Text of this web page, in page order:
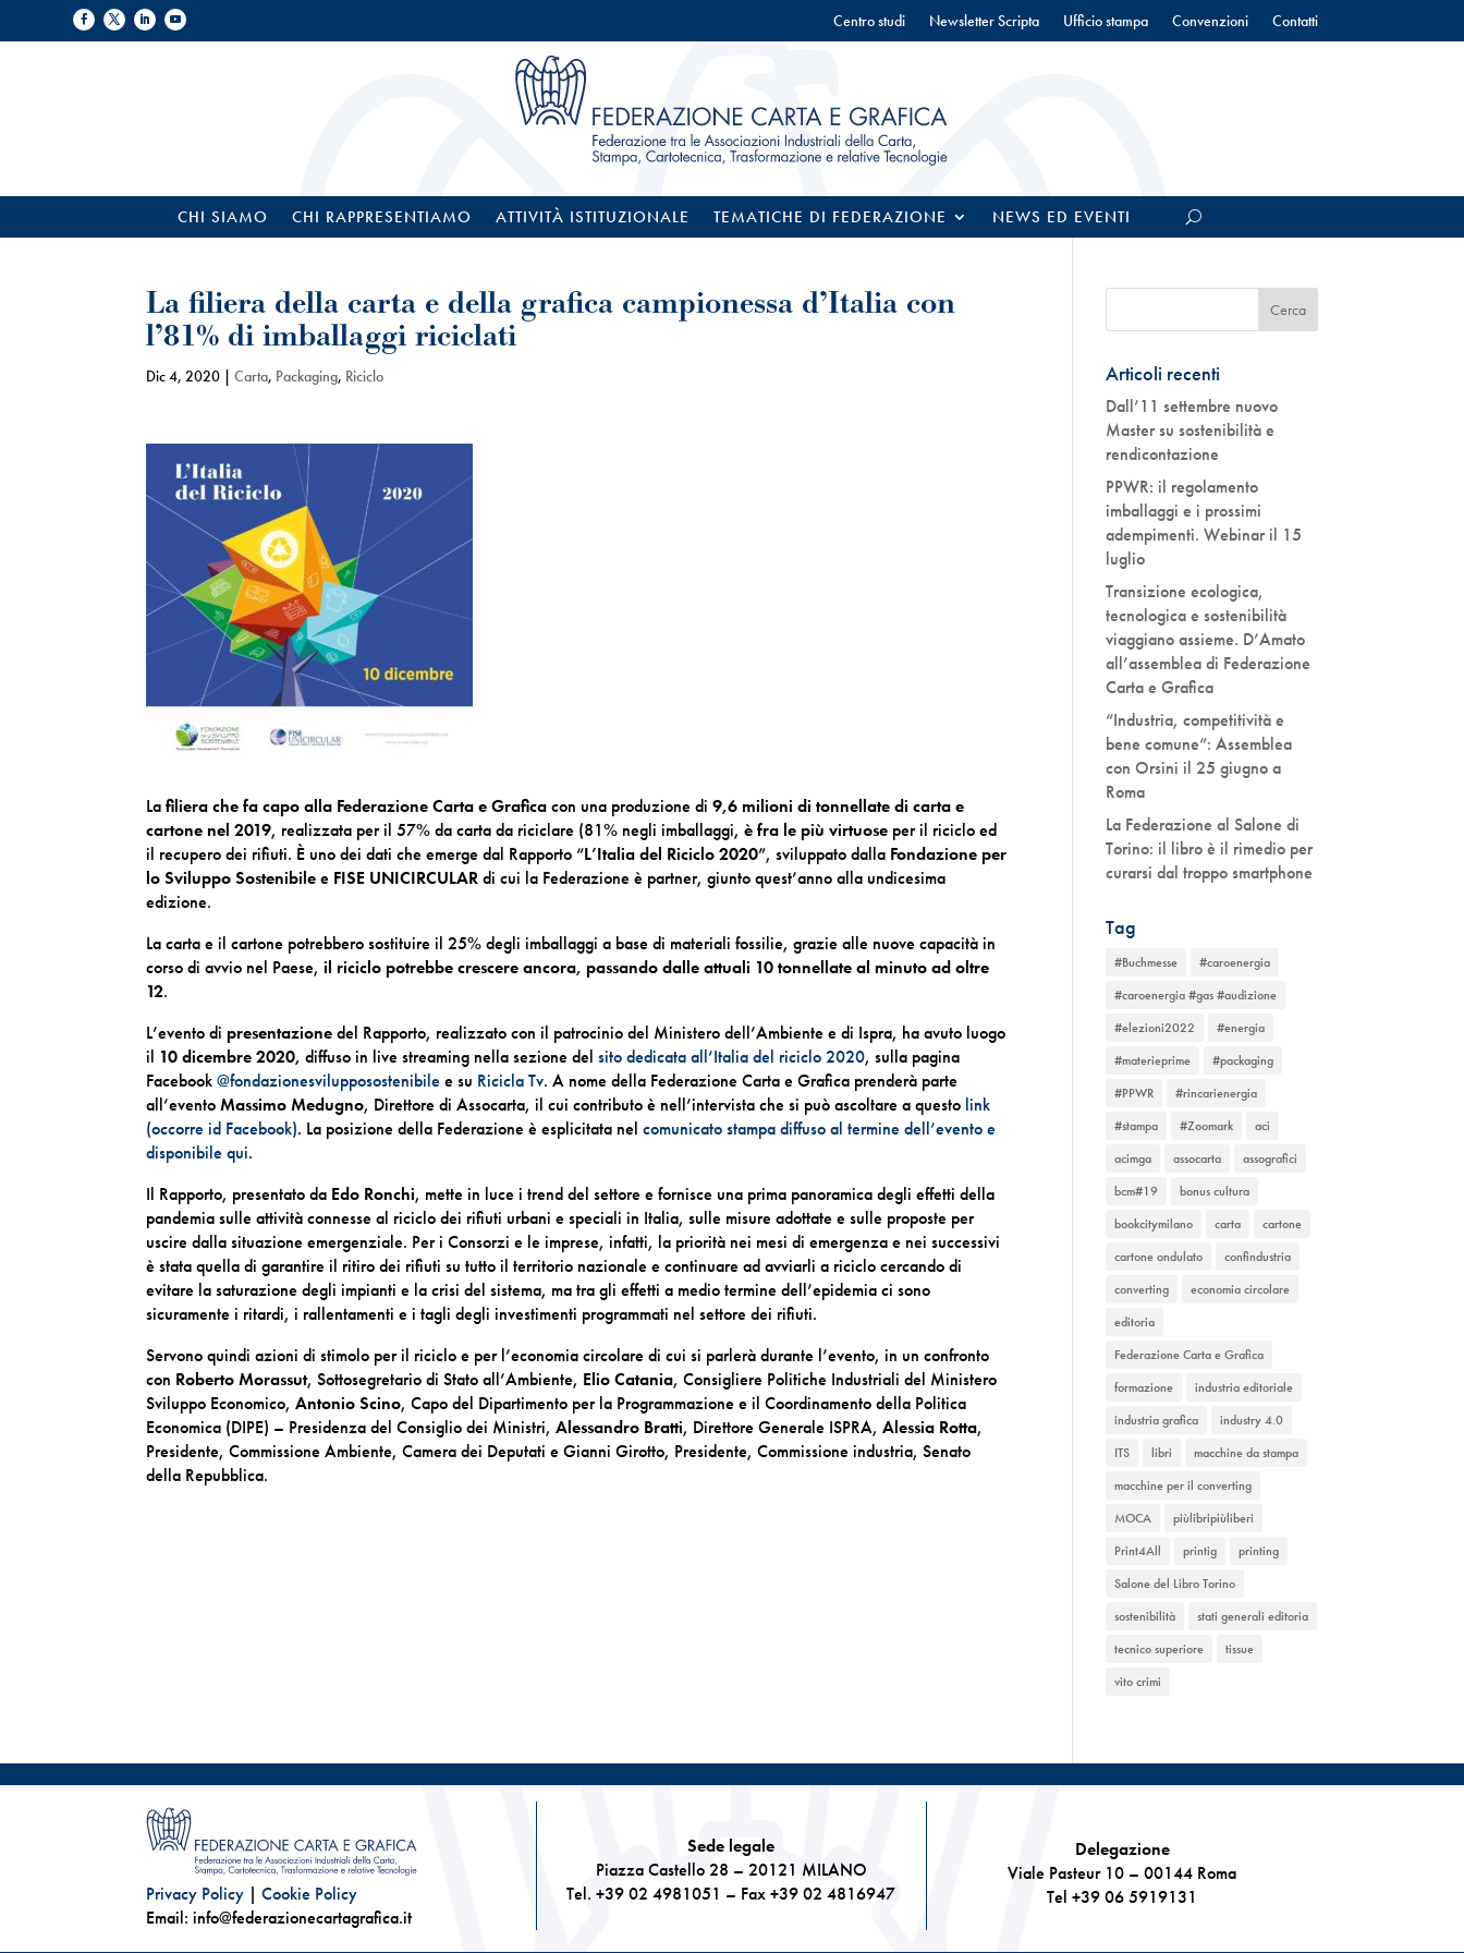
Centro studi Newsletter Scripta Ufficio stampa Convenzioni Contatti
CHI SIAMO CHI RAPPRESENTIAMO ATTIVITÀ ISTITUZIONALE TEMATICHE DI FEDERAZIONE NEWS ED EVENTI
La filiera della carta e della grafica campionessa d’Italia con
l’81% di imballaggi riciclati
Dic 4, 2020 |Carta, Packaging, Riciclo
Lafiliera che fa capo alla Federazione Carta e Graficacon una produzione di 9,6 milioni di tonnellatedi carta e
cartone nel 2019, realizzata per il 57% da carta da riciclare (81% negli imballaggi, è fra le più virtuose per il riciclo ed
il recupero dei rifiuti. È uno dei dati che emerge dal Rapporto “L’Italia del Riciclo 2020”, sviluppato dalla Fondazione per
lo Sviluppo Sostenibilee FISE UNICIRCULARdi cui la Federazione è partner, giunto quest’anno alla undicesima
edizione.
La carta e il cartone potrebbero sostituire il 25% degli imballaggi a base di materiali fossilie, grazie alle nuove capacità in
corso di avvio nel Paese,il riciclo potrebbe crescere ancora, passando dalle attuali 10 tonnellate al minuto ad oltre
12.
L’evento di presentazionedel Rapporto, realizzato con il patrocinio del Ministero dell’Ambiente e di Ispra, ha avuto luogo
il 10 dicembre 2020, diffuso in live streaming nella sezione delsito dedicata all’Italia del riciclo 2020, sulla pagina
Facebook@fondazionesvilupposostenibile e su Ricicla Tv. A nome della Federazione Carta e Grafica prenderà parte
all’eventoMassimo Medugno, Direttore di Assocarta, il cui contributo è nell’intervista che si può ascoltare a questo link
(occorre id Facebook). La posizione della Federazione è esplicitata nelcomunicato stampa diffuso al termine dell’evento e
disponibile qui.
Il Rapporto, presentato da Edo Ronchi, mette in luce i trend del settore e fornisce una prima panoramica degli effetti della
pandemia sulle attività connesse al riciclo dei rifiuti urbani e speciali in Italia, sulle misure adottate e sulle proposte per
uscire dalla situazione emergenziale. Per i Consorzi e le imprese, infatti, la priorità nei mesi di emergenza e nei successivi
è stata quella di garantire il ritiro dei rifiuti su tutto il territorio nazionale e continuare ad avviarli a riciclo cercando di
evitare la saturazione degli impianti e la crisi del sistema, ma tra gli effetti a medio termine dell’epidemia ci sono
sicuramente i ritardi, i rallentamenti e i tagli degli investimenti programmati nel settore dei rifiuti.
Servono quindi azioni di stimolo per il riciclo e per l’economia circolare di cui si parlerà durante l’evento, in un confronto
con Roberto Morassut, Sottosegretario di Stato all’Ambiente, Elio Catania, Consigliere Politiche Industriali del Ministero
Sviluppo Economico,Antonio Scino, Capo del Dipartimento per la Programmazione e il Coordinamento della Politica
Economica (DIPE) – Presidenza del Consiglio dei Ministri,Alessandro Bratti, Direttore Generale ISPRA, Alessia Rotta,
Presidente, Commissione Ambiente, Camera dei Deputati e Gianni Girotto, Presidente, Commissione industria, Senato
della Repubblica.
Articoli recenti
Dall’11 settembre nuovo
Master su sostenibilità e
rendicontazione
PPWR: il regolamento
imballaggi e i prossimi
adempimenti. Webinar il 15
luglio
Transizione ecologica,
tecnologica e sostenibilità
viaggiano assieme. D’Amato
all’assemblea di Federazione
Carta e Grafica
“Industria, competitività e
bene comune”: Assemblea
con Orsini il 25 giugno a
Roma
La Federazione al Salone di
Torino: il libro è il rimedio per
curarsi dal troppo smartphone
Tag
#Buchmesse
#caroenergia
#caroenergia #gas #audizione
#elezioni2022
#energia
#materieprime
#packaging
#PPWR
#rincarienergia
#stampa
#Zoomark
aci
acimga
assocarta
assografici
bcm#19
bonus cultura
bookcitymilano
carta
cartone
cartone ondulato
confindustria
converting
economia circolare
editoria
Federazione Carta e Grafica
formazione
industria editoriale
industria grafica
industry 4.0
ITS
libri
macchine da stampa
macchine per il converting
MOCA
piùlibripiùliberi
Print4All
printig
printing
Salone del Libro Torino
sostenibilità
stati generali editoria
tecnico superiore
tissue
vito crimi
Privacy Policy |Cookie Policy
Email: info@federazionecartagrafica.it
Sede legale
Piazza Castello 28 – 20121 MILANO
Tel. +39 02 4981051 – Fax +39 02 4816947
Delegazione
Viale Pasteur 10 – 00144 Roma
Tel +39 06 5919131